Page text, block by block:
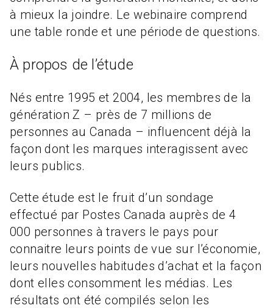
à mieux la joindre. Le webinaire comprend
une table ronde et une période de questions.
À propos de l’étude
Nés entre 1995 et 2004, les membres de la
génération Z – près de 7 millions de
personnes au Canada – influencent déjà la
façon dont les marques interagissent avec
leurs publics.
Cette étude est le fruit d’un sondage
effectué par Postes Canada auprès de 4
000 personnes à travers le pays pour
connaitre leurs points de vue sur l’économie,
leurs nouvelles habitudes d’achat et la façon
dont elles consomment les médias. Les
résultats ont été compilés selon les